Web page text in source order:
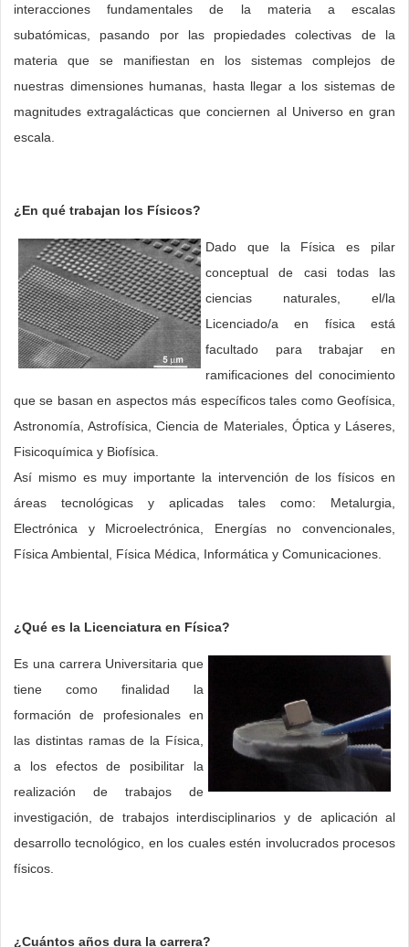
interacciones fundamentales de la materia a escalas
subatómicas, pasando por las propiedades colectivas de la
materia que se manifiestan en los sistemas complejos de
nuestras dimensiones humanas, hasta llegar a los sistemas de
magnitudes extragalácticas que conciernen al Universo en gran
escala.
¿En qué trabajan los Físicos?
Dado que la Física es pilar
conceptual de casi todas las
ciencias naturales, el/la
Licenciado/a en física está
facultado para trabajar en
ramificaciones del conocimiento
que se basan en aspectos más específicos tales como Geofísica,
Astronomía, Astrofísica, Ciencia de Materiales, Óptica y Láseres,
Fisicoquímica y Biofísica.
Así mismo es muy importante la intervención de los físicos en
áreas tecnológicas y aplicadas tales como: Metalurgia,
Electrónica y Microelectrónica, Energías no convencionales,
Física Ambiental, Física Médica, Informática y Comunicaciones.
¿Qué es la Licenciatura en Física?
Es una carrera Universitaria que
tiene como finalidad la
formación de profesionales en
las distintas ramas de la Física,
a los efectos de posibilitar la
realización de trabajos de
investigación, de trabajos interdisciplinarios y de aplicación al
desarrollo tecnológico, en los cuales estén involucrados procesos
físicos.
¿Cuántos años dura la carrera?